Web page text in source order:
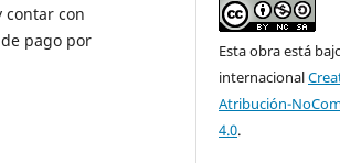
contar con
pago por
Esta obra está
internacional
Atribución-
4.0.